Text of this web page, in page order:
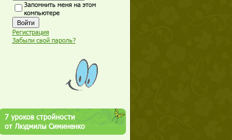
Запомнить меня на этом
компьютере
Регистрация
Забыли свой пароль?
7 уроков стройности
от Людмилы Симиненко